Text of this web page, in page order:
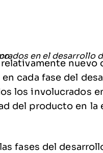
nuevo
cada fase del
los involucrados
del producto en la
fases del